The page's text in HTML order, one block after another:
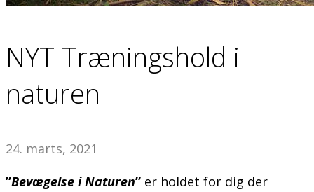
NYT Træningshold i
naturen
24. marts, 2021
”Bevægelse i Naturen” er holdet for dig der